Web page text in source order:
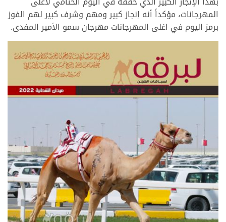
المهرجانات، مؤكداً أنه إنجاز كبير ومهم وشرف كبير لهم الفوز
برمز اليوم في اغلى المهرجانات مهرجان سمو الأمير المفدى.